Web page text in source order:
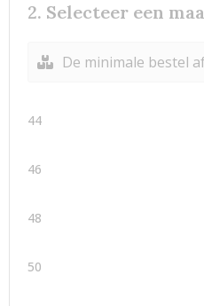
2. Selecteer een
De minimale bestel
44
46
48
50